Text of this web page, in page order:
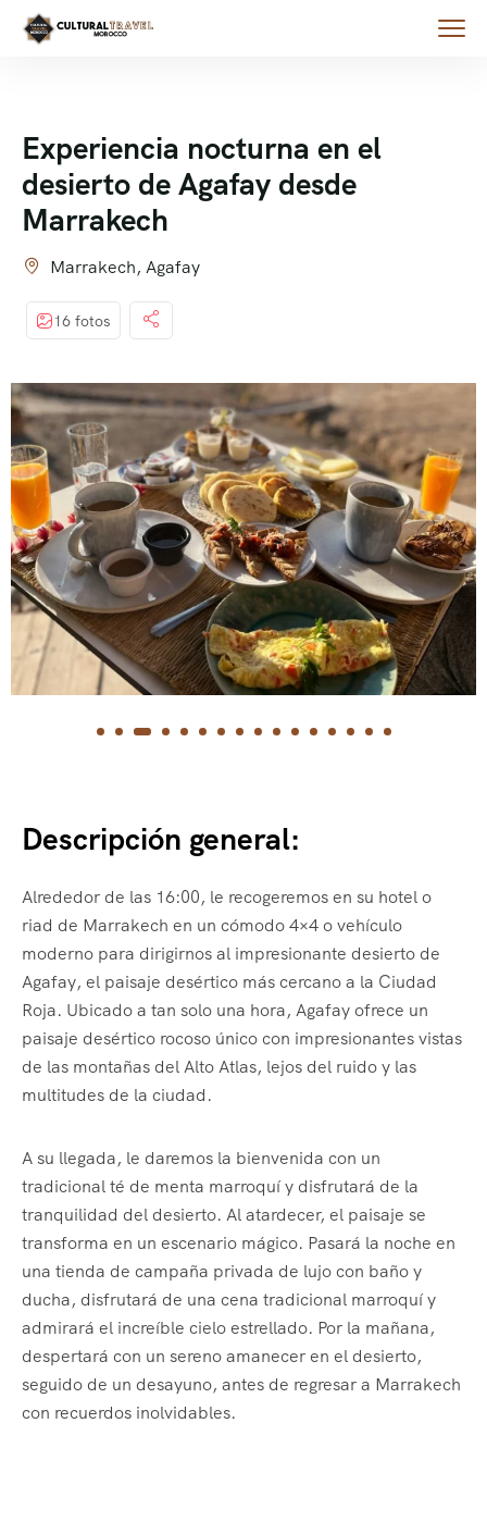
Experiencia nocturna en el
desierto de Agafay desde
Marrakech
Marrakech, Agafay
16 fotos
Descripción general:
Alrededor de las 16:00, le recogeremos en su hotel o
riad de Marrakech en un cómodo 4×4 o vehículo
moderno para dirigirnos al impresionante desierto de
Agafay, el paisaje desértico más cercano a la Ciudad
Roja. Ubicado a tan solo una hora, Agafay ofrece un
paisaje desértico rocoso único con impresionantes vistas
de las montañas del Alto Atlas, lejos del ruido y las
multitudes de la ciudad.
A su llegada, le daremos la bienvenida con un
tradicional té de menta marroquí y disfrutará de la
tranquilidad del desierto. Al atardecer, el paisaje se
transforma en un escenario mágico. Pasará la noche en
una tienda de campaña privada de lujo con baño y
ducha, disfrutará de una cena tradicional marroquí y
admirará el increíble cielo estrellado. Por la mañana,
despertará con un sereno amanecer en el desierto,
seguido de un desayuno, antes de regresar a Marrakech
con recuerdos inolvidables.